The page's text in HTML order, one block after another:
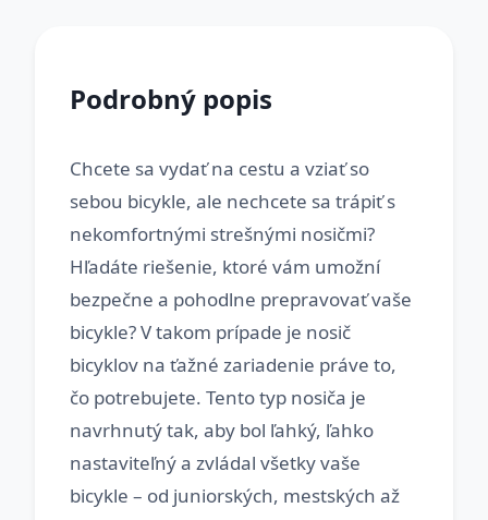
Podrobný popis
Chcete sa vydať na cestu a vziať so
sebou bicykle, ale nechcete sa trápiť s
nekomfortnými strešnými nosičmi?
Hľadáte riešenie, ktoré vám umožní
bezpečne a pohodlne prepravovať vaše
bicykle? V takom prípade je nosič
bicyklov na ťažné zariadenie práve to,
čo potrebujete. Tento typ nosiča je
navrhnutý tak, aby bol ľahký, ľahko
nastaviteľný a zvládal všetky vaše
bicykle – od juniorských, mestských až